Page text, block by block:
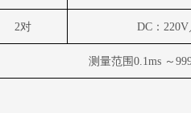
2对 DC：
测量范围0.1ms ～